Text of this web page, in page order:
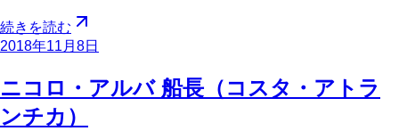
続きを読む
2018年11月8日
ニコロ・アルバ 船長（コスタ・アトラ
ンチカ）